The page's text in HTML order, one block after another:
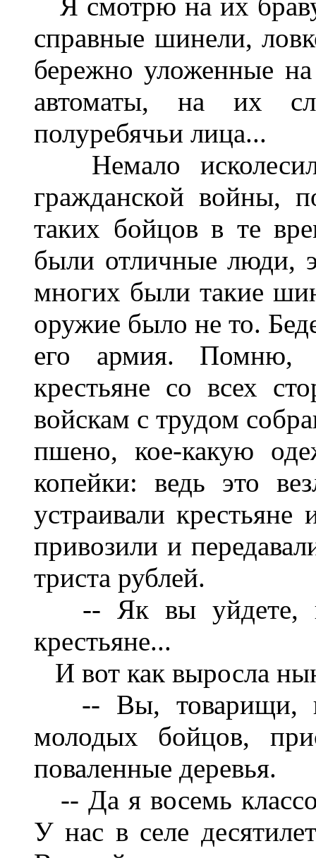
справные шинели,
бережно уложенные
автоматы, на их
полуребячьи лица...
Немало
гражданской войны,
таких бойцов в те
были отличные люди,
многих были такие
оружие было не то.
его армия. Помню,
крестьяне со всех
войскам с трудом
пшено, кое-какую
копейки: ведь это
устраивали
привозили и
триста рублей.
-- Як вы уйдете,
крестьяне...
И вот как выросла
-- Вы, товарищи,
молодых бойцов,
поваленные деревья.
-- Да я восемь
У нас в селе